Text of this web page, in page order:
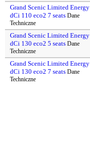
Grand Scenic Limited Energy
dCi 110 eco2 7 seats Dane
Techniczne
Grand Scenic Limited Energy
dCi 130 eco2 5 seats Dane
Techniczne
Grand Scenic Limited Energy
dCi 130 eco2 7 seats Dane
Techniczne